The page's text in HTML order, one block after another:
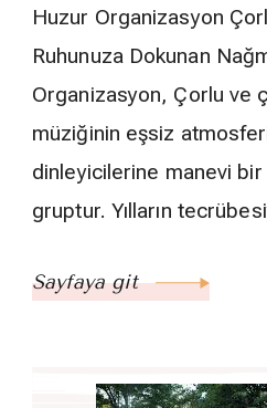
Huzur Organizasyon
Ruhunuza Dokunan
Organizasyon, Çorlu ve
müziğinin eşsiz
dinleyicilerine manevi
gruptur. Yılların
Sayfaya git